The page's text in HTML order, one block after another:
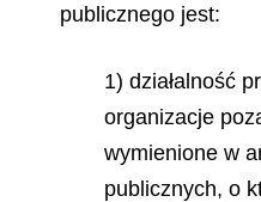
publicznego jest:
1) działalność
organizacje
wymienione w
publicznych, o